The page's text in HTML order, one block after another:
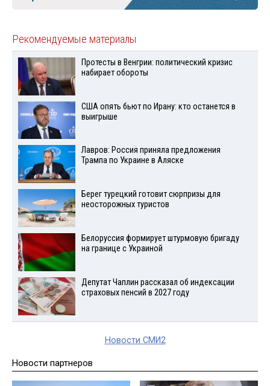
Рекомендуемые материалы
Протесты в Венгрии: политический кризис
набирает обороты
США опять бьют по Ирану: кто останется в
выигрыше
Лавров: Россия приняла предложения
Трампа по Украине в Аляске
Берег турецкий готовит сюрпризы для
неосторожных туристов
Белоруссия формирует штурмовую бригаду
на границе с Украиной
Депутат Чаплин рассказал об индексации
страховых пенсий в 2027 году
Новости СМИ2
Новости партнеров